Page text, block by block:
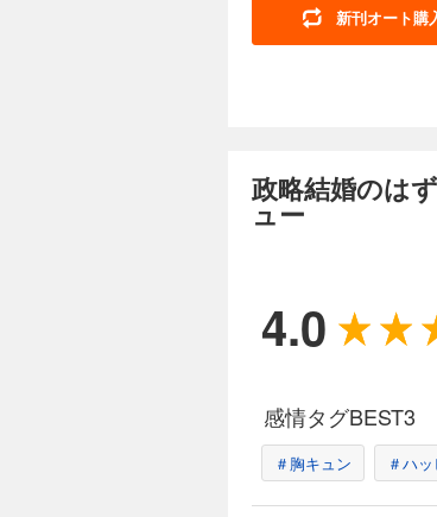
新刊オート購
政略結婚のは
ュー
4.0
感情タグBEST3
＃胸キュン ＃ハ